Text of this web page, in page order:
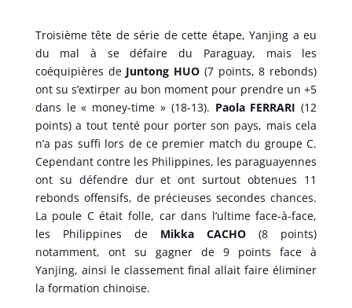
Troisième tête de série de cette étape, Yanjing a eu
du mal à se défaire du Paraguay, mais les
coéquipières de Juntong HUO (7 points, 8 rebonds)
ont su s’extirper au bon moment pour prendre un +5
dans le « money-time » (18-13). Paola FERRARI (12
points) a tout tenté pour porter son pays, mais cela
n’a pas suffi lors de ce premier match du groupe C.
Cependant contre les Philippines, les paraguayennes
ont su défendre dur et ont surtout obtenues 11
rebonds offensifs, de précieuses secondes chances.
La poule C était folle, car dans l’ultime face-à-face,
les Philippines de Mikka CACHO (8 points)
notamment, ont su gagner de 9 points face à
Yanjing, ainsi le classement final allait faire éliminer
la formation chinoise.